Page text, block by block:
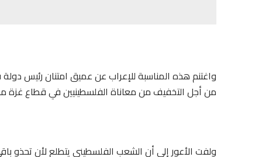
واغتنم هذه المناسبة للإعراب عن عميق امتنان رئيس
من أجل التخفيف من معاناة الفلسطينيين في قطاع غزة
ولفت الأعور إلى أن الشعب الفلسطيني يتطلع لأن تحذو